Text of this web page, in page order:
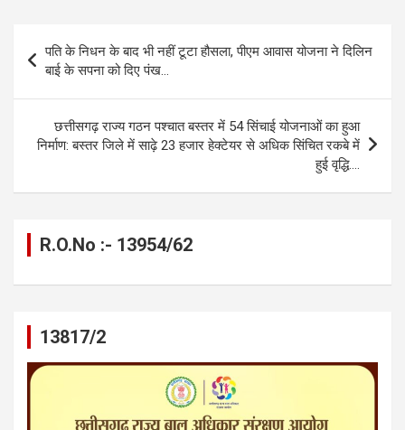
o
o
k
g
er
A
p
p
a
m
n
navigation
पति के निधन के बाद भी नहीं टूटा हौसला, पीएम आवास योजना ने दिलिन
बाई के सपना को दिए पंख…
छत्तीसगढ़ राज्य गठन पश्चात बस्तर में 54 सिंचाई योजनाओं का हुआ
निर्माण: बस्तर जिले में साढ़े 23 हजार हेक्टेयर से अधिक सिंचित रकबे में
हुई वृद्धि….
R.O.No :- 13954/62
13817/2